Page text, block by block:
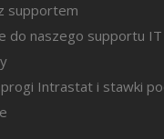
supportem
do naszego supportu IT
Intrastat i stawki